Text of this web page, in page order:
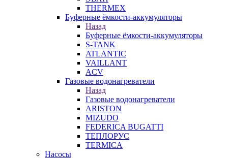
THERMEX
Буферные ёмкости-аккумуляторы
Назад
Буферные ёмкости-аккумуляторы
S-TANK
ATLANTIC
VAILLANT
ACV
Газовые водонагреватели
Назад
Газовые водонагреватели
ARISTON
MIZUDO
FEDERICA BUGATTI
ТЕПЛОРУС
TERMICA
Насосы